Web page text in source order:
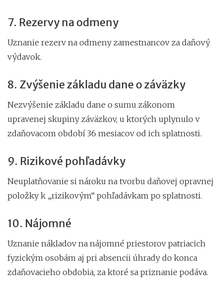
7. Rezervy na odmeny
Uznanie rezerv na odmeny zamestnancov za daňový
výdavok.
8. Zvýšenie základu dane o záväzky
Nezvýšenie základu dane o sumu zákonom
upravenej skupiny záväzkov, u ktorých uplynulo v
zdaňovacom období 36 mesiacov od ich splatnosti.
9. Rizikové pohľadávky
Neuplatňovanie si nároku na tvorbu daňovej opravnej
položky k „rizikovým“ pohľadávkam po splatnosti.
10. Nájomné
Uznanie nákladov na nájomné priestorov patriacich
fyzickým osobám aj pri absencii úhrady do konca
zdaňovacieho obdobia, za ktoré sa priznanie podáva.